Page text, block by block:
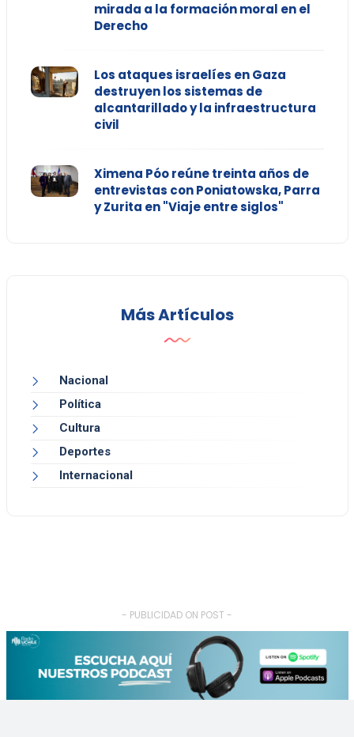
mirada a la formación moral en el
Derecho
Los ataques israelíes en Gaza
destruyen los sistemas de
alcantarillado y la infraestructura
civil
Ximena Póo reúne treinta años de
entrevistas con Poniatowska, Parra
y Zurita en "Viaje entre siglos"
Más Artículos
Nacional
Política
Cultura
Deportes
Internacional
- PUBLICIDAD ON POST -